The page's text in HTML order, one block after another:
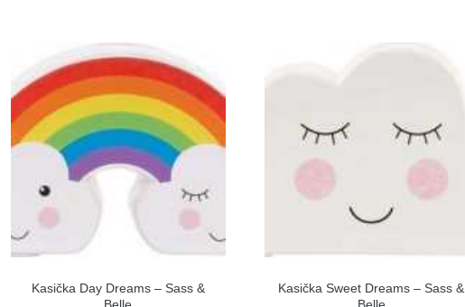
Kasička Day Dreams – Sass &
Kasička Sweet Dreams – Sass &